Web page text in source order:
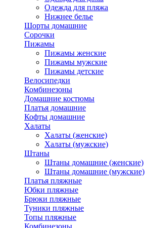
Одежда для пляжа
Нижнее белье
Шорты домашние
Сорочки
Пижамы
Пижамы женские
Пижамы мужские
Пижамы детские
Велосипедки
Комбинезоны
Домашние костюмы
Платья домашние
Кофты домашние
Халаты
Халаты (женские)
Халаты (мужские)
Штаны
Штаны домашние (женские)
Штаны домашние (мужские)
Платья пляжные
Юбки пляжные
Брюки пляжные
Туники пляжные
Топы пляжные
Комбинезоны